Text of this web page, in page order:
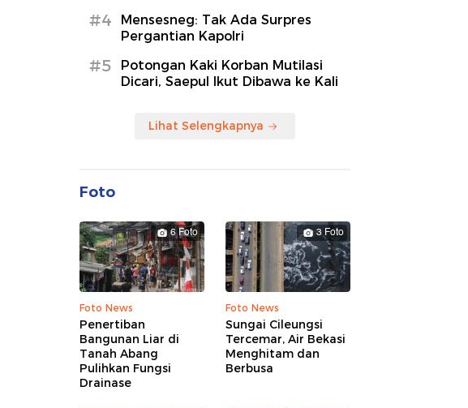
#4
Mensesneg: Tak Ada Surpres
Pergantian Kapolri
#5
Potongan Kaki Korban Mutilasi
Dicari, Saepul Ikut Dibawa ke Kali
Lihat Selengkapnya
Foto
6 Foto
Foto News
Penertiban
Bangunan Liar di
Tanah Abang
Pulihkan Fungsi
Drainase
3 Foto
Foto News
Sungai Cileungsi
Tercemar, Air Bekasi
Menghitam dan
Berbusa